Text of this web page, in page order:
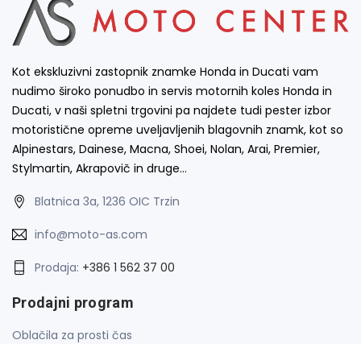
Kot ekskluzivni zastopnik znamke Honda in Ducati vam
nudimo široko ponudbo in servis motornih koles Honda in
Ducati, v naši spletni trgovini pa najdete tudi pester izbor
motoristične opreme uveljavljenih blagovnih znamk, kot so
Alpinestars, Dainese, Macna, Shoei, Nolan, Arai, Premier,
Stylmartin, Akrapovič in druge…
Blatnica 3a, 1236 OIC Trzin
info@moto-as.com
Prodaja: +386 1 562 37 00
Prodajni program
Oblačila za prosti čas